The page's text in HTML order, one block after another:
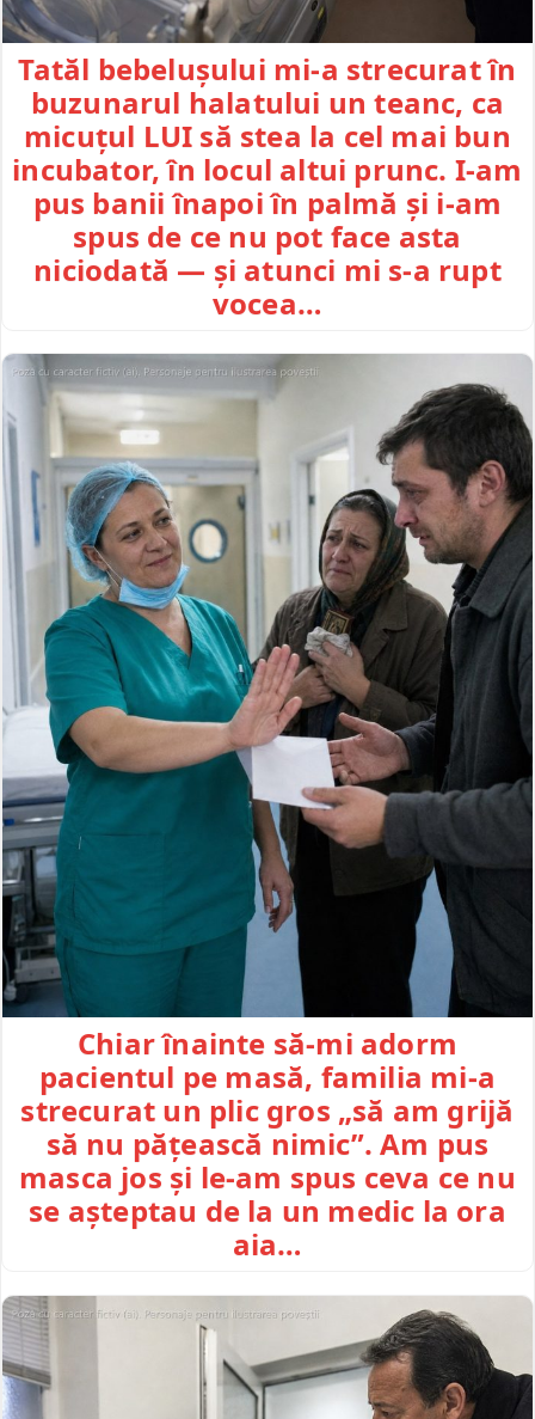
Tatăl bebelușului mi-a strecurat în
buzunarul halatului un teanc, ca
micuțul LUI să stea la cel mai bun
incubator, în locul altui prunc. I-am
pus banii înapoi în palmă și i-am
spus de ce nu pot face asta
niciodată — și atunci mi s-a rupt
vocea…
Chiar înainte să-mi adorm
pacientul pe masă, familia mi-a
strecurat un plic gros „să am grijă
să nu pățească nimic”. Am pus
masca jos și le-am spus ceva ce nu
se așteptau de la un medic la ora
aia…